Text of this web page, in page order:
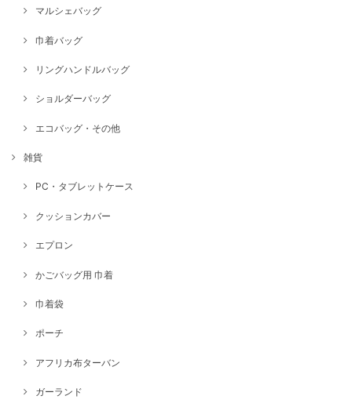
マルシェバッグ
巾着バッグ
リングハンドルバッグ
ショルダーバッグ
エコバッグ・その他
雑貨
PC・タブレットケース
クッションカバー
エプロン
かごバッグ用 巾着
巾着袋
ポーチ
アフリカ布ターバン
ガーランド